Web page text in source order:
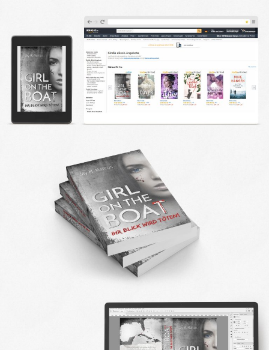
ÜBER MICH
DESIGN FAQ
PRESSEMATERIAL
WALLPAPER